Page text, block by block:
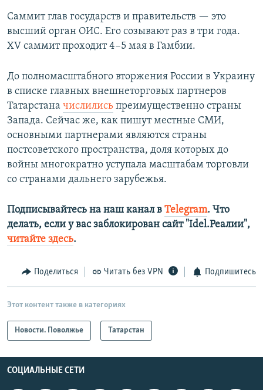
Саммит глав государств и правительств — это
высший орган ОИС. Его созывают раз в три года.
XV саммит проходит 4−5 мая в Гамбии.
До полномасштабного вторжения России в Украину
в списке главных внешнеторговых партнеров
Татарстана числились преимущественно страны
Запада. Сейчас же, как пишут местные СМИ,
основными партнерами являются страны
постсоветского пространства, доля которых до
войны многократно уступала масштабам торговли
со странами дальнего зарубежья.
Подписывайтесь на наш канал в Telegram. Что
делать, если у вас заблокирован сайт "Idel.Реалии",
читайте здесь.
Поделиться Читать без VPN Подпишитесь
Этот контент также в категориях
Новости. Поволжье Татарстан
СОЦИАЛЬНЫЕ СЕТИ